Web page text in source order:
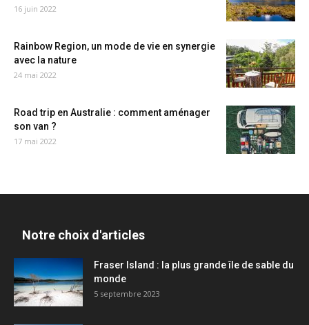
16 juin 2022
Rainbow Region, un mode de vie en synergie
avec la nature
24 mai 2022
Road trip en Australie : comment aménager
son van ?
17 mai 2022
Notre choix d'articles
Fraser Island : la plus grande île de sable du
monde
5 septembre 2023